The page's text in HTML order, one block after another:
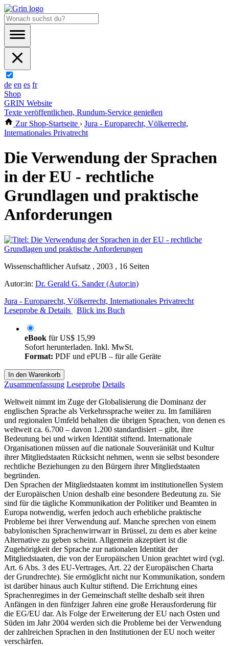
de en es fr
Shop
GRIN Website
Texte veröffentlichen, Rundum-Service genießen
Zur Shop-Startseite › Jura - Europarecht, Völkerrecht,
Internationales Privatrecht
Die Verwendung der Sprachen
in der EU - rechtliche
Grundlagen und praktische
Anforderungen
Wissenschaftlicher Aufsatz , 2003 , 16 Seiten
Autor:in: Dr. Gerald G. Sander (Autor:in)
Jura - Europarecht, Völkerrecht, Internationales Privatrecht
Leseprobe & Details
Blick ins Buch
eBook fürUS$ 15,99
Sofort herunterladen. Inkl. MwSt.
Format: PDF und ePUB – für alle Geräte
In den Warenkorb
Zusammenfassung Leseprobe Details
Weltweit nimmt im Zuge der Globalisierung die Dominanz der
englischen Sprache als Verkehrssprache weiter zu. Im familiären
und regionalen Umfeld behalten die übrigen Sprachen, von denen es
weltweit ca. 6.700 – davon 1.200 standardisiert – gibt, ihre
Bedeutung bei und wirken Identität stiftend. Internationale
Organisationen müssen auf die nationale Souveränität und Kultur
ihrer Mitgliedstaaten Rücksicht nehmen, wenn sie selbst besondere
rechtliche Beziehungen zu den Bürgern ihrer Mitgliedstaaten
begründen.
Den Sprachen der Mitgliedstaaten kommt im institutionellen System
der Europäischen Union deshalb eine besondere Bedeutung zu. Sie
sind für die tägliche Kommunikation der Politiker und Beamten in
Europa notwendig, werfen jedoch auch erhebliche praktische
Probleme bei ihrer Verwendung auf. Manche sprechen von einem
babylonischen Sprachenwirrwarr in Brüssel, zu dem es aber keine
Alternative zu geben scheint. Allgemein akzeptiert ist die
Zugehörigkeit der Sprache zur nationalen Identität der
Mitgliedstaaten, die von der Europäischen Union geachtet wird (vgl.
Art. 6 Abs. 3 des EU-Vertrages, Art. 22 der Europäischen Charta
der Grundrechte). Sie ermöglicht nicht nur Kommunikation, sondern
ist darüber hinaus auch Kultur stiftend. Die Errichtung eines
Sprachenregimes in der Gemeinschaft stellte deshalb seit ihren
Anfängen in den fünfziger Jahren eine große Herausforderung für
die EG/EU dar. Als Folge der Erweiterung der EU nach Osten und
Süden im Jahr 2004 werden sich die Probleme bei der Verwendung
der zahlreichen Sprachen in den Institutionen der EU noch weiter
verschärfen.